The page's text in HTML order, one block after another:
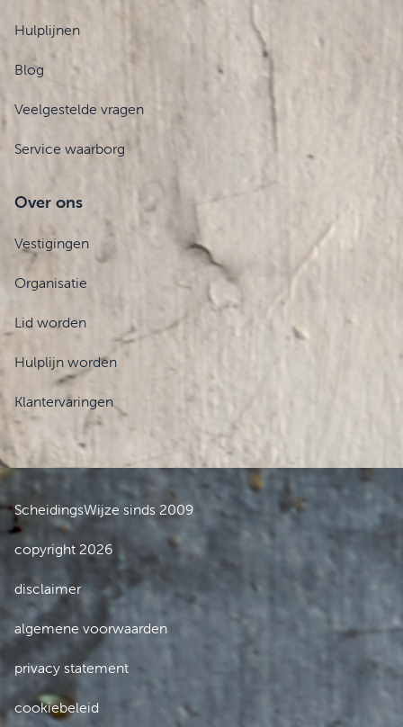
Hulplijnen
Blog
Veelgestelde vragen
Service waarborg
Over ons
Vestigingen
Organisatie
Lid worden
Hulplijn worden
Klantervaringen
ScheidingsWijze sinds 2009
copyright 2026
disclaimer
algemene voorwaarden
privacy statement
cookiebeleid